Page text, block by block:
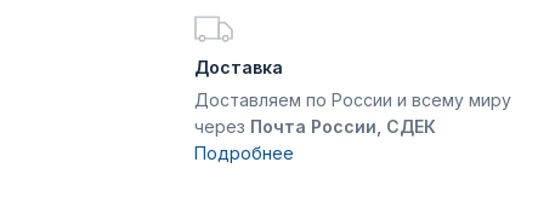
Доставка
Доставляем по России и всему миру
через Почта России, СДЕК
Подробнее